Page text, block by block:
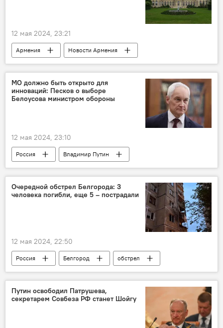
12 мая 2024, 23:21
Армения
Новости Армения
Политика
Арарат Мирзоян
Джейхун Байрамов
делимитация
граница
МО должно быть открыто для
инноваций: Песков о выборе
Белоусова министром обороны
12 мая 2024, 23:10
Россия
Владимир Путин
назначение
Очередной обстрел Белгорода: 3
человека погибли, еще 5 – пострадали
12 мая 2024, 22:50
Россия Белгород обстрел
Путин освободил Патрушева,
секретарем Совбеза РФ станет Шойгу